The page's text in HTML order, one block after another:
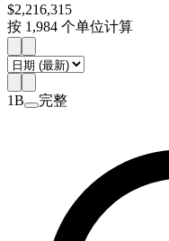
$2,216,315
按 1,984 个单位计算
1B 完整